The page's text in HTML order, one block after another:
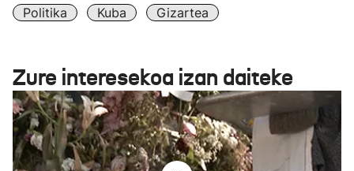
Politika
Kuba Gizartea
Zure interesekoa izan daiteke